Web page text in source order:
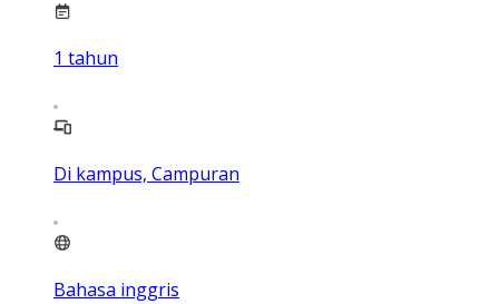
1 tahun
Di kampus, Campuran
Bahasa inggris